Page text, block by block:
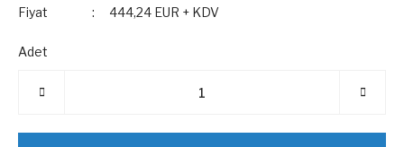
Fiyat
444,24 EUR + KDV
Adet